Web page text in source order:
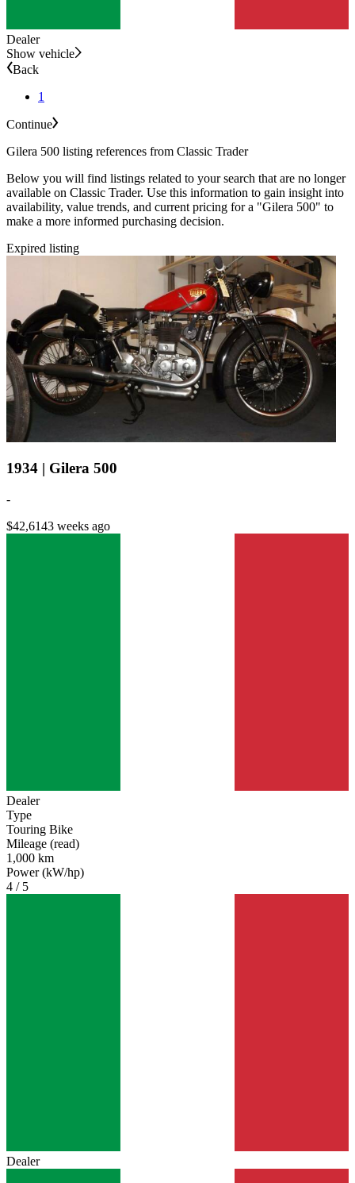
Dealer
Show vehicle
Back
1
Continue
Gilera 500 listing references from Classic Trader
Below you will find listings related to your search that are no longer
available on Classic Trader. Use this information to gain insight into
availability, value trends, and current pricing for a "Gilera 500" to
make a more informed purchasing decision.
Expired listing
1934 | Gilera 500
-
$42,6143 weeks ago
Dealer
Type
Touring Bike
Mileage (read)
1,000 km
Power (kW/hp)
4 / 5
Dealer